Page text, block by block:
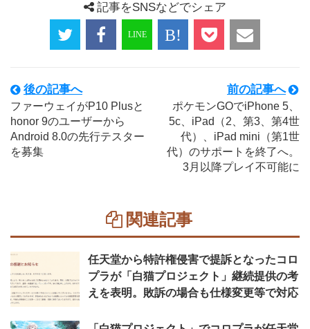
記事をSNSなどでシェア
後の記事へ
ファーウェイがP10 Plusと
honor 9のユーザーから
Android 8.0の先行テスター
を募集
前の記事へ
ポケモンGOでiPhone 5、
5c、iPad（2、第3、第4世
代）、iPad mini（第1世
代）のサポートを終了へ。
3月以降プレイ不可能に
関連記事
任天堂から特許権侵害で提訴となったコロ
プラが「白猫プロジェクト」継続提供の考
えを表明。敗訴の場合も仕様変更等で対応